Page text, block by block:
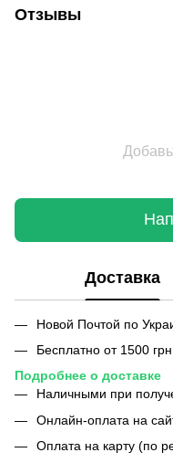
Отзывы
Доставка
Новой Почтой по
Бесплатно от 1500 грн
Подробнее о доставке
Наличными при
Онлайн-оплата на
Оплата на карту (по